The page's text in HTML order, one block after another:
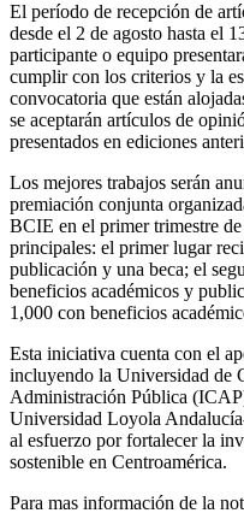
El período de recepción de
desde el 2 de agosto hasta el
participante o equipo
cumplir con los criterios y la
convocatoria que están
se aceptarán artículos de
presentados en ediciones
Los mejores trabajos serán
premiación conjunta
BCIE en el primer trimestre
principales: el primer lugar
publicación y una beca; el
beneficios académicos y
1,000 con beneficios
Esta iniciativa cuenta con el
incluyendo la Universidad de
Administración Pública
Universidad Loyola
al esfuerzo por fortalecer la
sostenible en Centroamérica.
Para mas información de la